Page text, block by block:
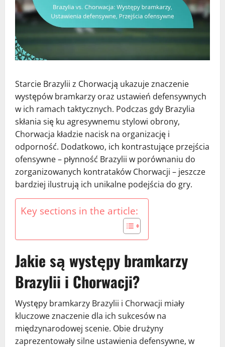
Starcie Brazylii z Chorwacją ukazuje znaczenie
występów bramkarzy oraz ustawień defensywnych
w ich ramach taktycznych. Podczas gdy Brazylia
skłania się ku agresywnemu stylowi obrony,
Chorwacja kładzie nacisk na organizację i
odporność. Dodatkowo, ich kontrastujące przejścia
ofensywne – płynność Brazylii w porównaniu do
zorganizowanych kontrataków Chorwacji – jeszcze
bardziej ilustrują ich unikalne podejścia do gry.
Key sections in the article:
Jakie są występy bramkarzy
Brazylii i Chorwacji?
Występy bramkarzy Brazylii i Chorwacji miały
kluczowe znaczenie dla ich sukcesów na
międzynarodowej scenie. Obie drużyny
zaprezentowały silne ustawienia defensywne, w